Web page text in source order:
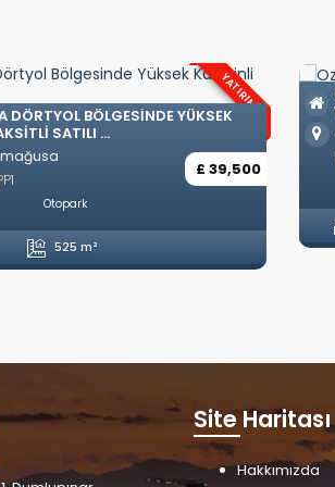
TÜRK KOÇANLI LÜKS
£ 742,500
Amerikan Mutfak
Site Haritası
Hakkımızda